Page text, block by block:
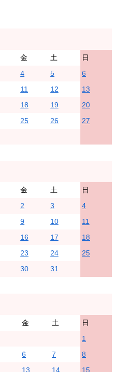
金 土
日
4 5
6
11 12
13
18 19
20
25 26
27
金 土
日
2 3
4
9 10
11
16 17
18
23 24
25
30 31
金 土
日
1
6 7
8
13 14 15